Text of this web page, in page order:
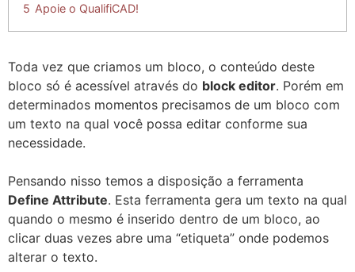
5 Apoie o QualifiCAD!
Toda vez que criamos um bloco, o conteúdo deste
bloco só é acessível através do block editor. Porém em
determinados momentos precisamos de um bloco com
um texto na qual você possa editar conforme sua
necessidade.
Pensando nisso temos a disposição a ferramenta
Define Attribute. Esta ferramenta gera um texto na qual
quando o mesmo é inserido dentro de um bloco, ao
clicar duas vezes abre uma “etiqueta” onde podemos
alterar o texto.